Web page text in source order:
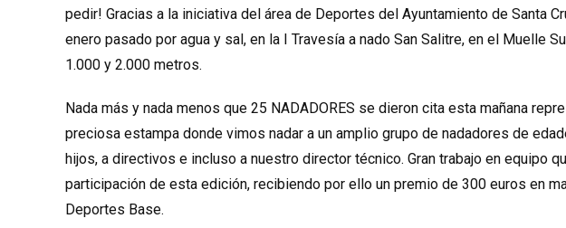
pedir! Gracias a la iniciativa del área de Deportes del Ayuntamiento de Santa
enero pasado por agua y sal, en la I Travesía a nado San Salitre, en el Muelle
1.000 y 2.000 metros.
Nada más y nada menos que 25 NADADORES se dieron cita esta mañana
preciosa estampa donde vimos nadar a un amplio grupo de nadadores de
hijos, a directivos e incluso a nuestro director técnico. Gran trabajo en equipo
participación de esta edición, recibiendo por ello un premio de 300 euros en
Deportes Base.